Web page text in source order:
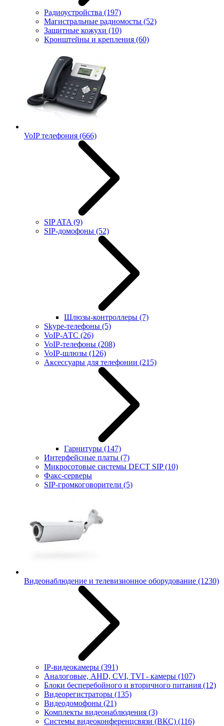
Радиоустройства (197)
Магистральные радиомосты (52)
Защитные кожухи (10)
Кронштейны и крепления (60)
VoIP телефония (666)
SIP ATA (9)
SIP-домофоны (52)
Шлюзы-контроллеры (7)
Skype-телефоны (5)
VoIP-АТС (26)
VoIP-телефоны (208)
VoIP-шлюзы (126)
Аксессуары для телефонии (215)
Гарнитуры (147)
Интерфейсные платы (7)
Микросотовые системы DECT SIP(10)
Факс-серверы
SIP-громкоговорители (5)
Видеонаблюдение и телевизионное оборудование (1230)
IP-видеокамеры (391)
Аналоговые, AHD, CVI, TVI - камеры (107)
Блоки бесперебойного и вторичного питания (12)
Видеорегистраторы (135)
Видеодомофоны (21)
Комплекты видеонаблюдения (3)
Системы видеоконференцсвязи (ВКС) (116)